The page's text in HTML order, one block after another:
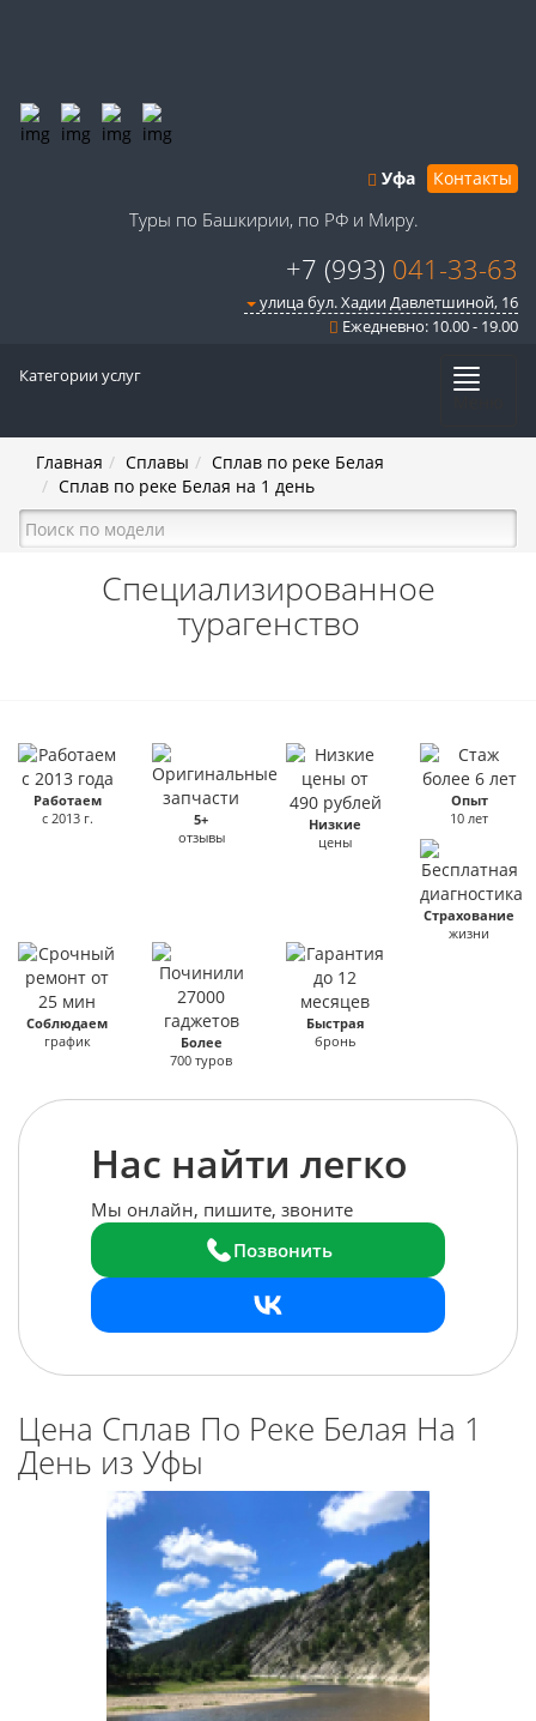
Уфа Контакты
Туры по Башкирии, по РФ и Миру.
+7 (993) 041-33-63
улица бул. Хадии Давлетшиной, 16
Ежедневно: 10.00 - 19.00
Категории услуг
Главная Сплавы
Сплав по реке Белая
Сплав по реке Белая на 1 день
Специализированное
турагенство
Работаем
с 2013 г.
5+
отзывы
Низкие
цены
Опыт
10 лет
Страхование
жизни
Соблюдаем
график
Более
700 туров
Быстрая
бронь
Нас найти легко
Мы онлайн, пишите, звоните
Позвонить
Цена Сплав По Реке Белая На 1
День из Уфы